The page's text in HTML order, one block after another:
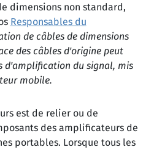
dimensions non standard,
Responsables du
de câbles de dimensions
des câbles d'origine peut
d'amplification du signal, mis
mobile.
est de relier ou de
des amplificateurs de
portables. Lorsque tous les